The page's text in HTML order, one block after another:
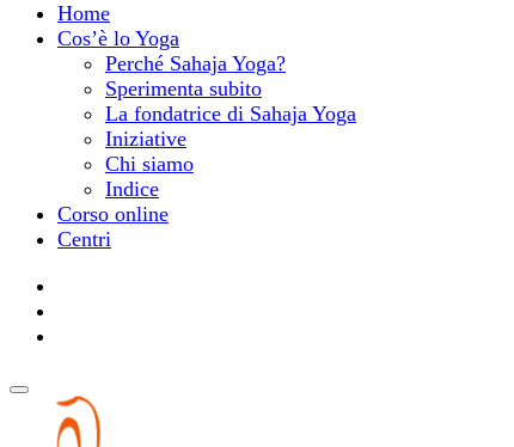
Home
Cos’è lo Yoga
Perché Sahaja Yoga?
Sperimenta subito
La fondatrice di Sahaja Yoga
Iniziative
Chi siamo
Indice
Corso online
Centri